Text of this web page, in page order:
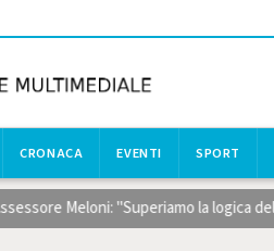
CRONACA EVENTI SPORT
"Superiamo la logica